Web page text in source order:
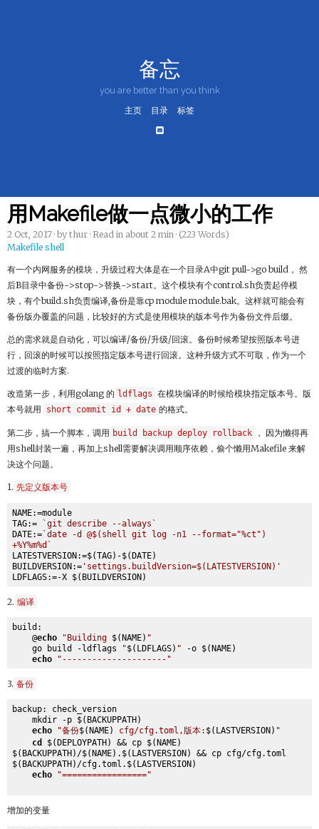
备忘
you are better than you think
主页
目录 标签
用Makefile做一点微小的工作
2 Oct, 2017 · by thur · Read in about 2 min · (223 Words)
Makefile shell
有一个内网服务的模块，升级过程大体是在一个目录A中git pull->go build， 然
后B目录中备份->stop->替换->start。这个模块有个control.sh负责起停模
块，有个build.sh负责编译,备份是靠cp module module.bak。这样就可能会有
备份版办覆盖的问题，比较好的方式是使用模块的版本号作为备份文件后缀。
总的需求就是自动化，可以编译/备份/升级/回滚。备份时候希望按照版本号进
行，回滚的时候可以按照指定版本号进行回滚。这种升级方式不可取，作为一个
过渡的临时方案.
改造第一步，利用golang 的 ldflags 在模块编译的时候给模块指定版本号。版
本号就用 short commit id + date 的格式。
第二步，搞一个脚本，调用 build backup deploy rollback ， 因为懒得再
用shell封装一遍，再加上shell需要解决调用顺序依赖，偷个懒用Makefile 来解
决这个问题。
1. 先定义版本号
NAME:=module
TAG:= `git describe --always`
DATE:=`date -d @$(shell git log -n1 --format="%ct")
+%Y%m%d`
LATESTVERSION:=$(TAG)-$(DATE)
BUILDVERSION:='settings.buildVersion=$(LATESTVERSION)'
2. 编译
build:
    @
echo "Building $(NAME) "
    go build -ldflags
"$(LDFLAGS) " -o $(NAME)
echo
"---------------------"
3. 备份
backup: check_version
echo
"备份$(NAME) cfg/cfg.toml,版本: $(LASTVERSION) "
cd
$(DEPLOYPATH) && cp $(NAME)
$(BACKUPPATH)/$(NAME).$(LASTVERSION) && cp cfg/cfg.toml
$(BACKUPPATH)/cfg.toml.$(LASTVERSION)
echo
"================="
增加的变量